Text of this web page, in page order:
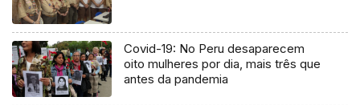
Covid-19: No Peru desaparecem
oito mulheres por dia, mais três que
antes da pandemia